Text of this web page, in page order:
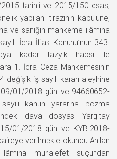
tarihli ve 2015/150 esas,
yapılan itirazının kabulüne,
ve sanığın mahkeme ilâmına
İcra İflas Kanunu’nun 343.
kadar tazyik hapsi ile
1. İcra Ceza Mahkemesinin
iş sayılı kararı aleyhine
09/01/2018 gün ve 94660652-
kanun yararına bozma
dava dosyası Yargıtay
15/01/2018 gün ve KYB.2018-
verilmekle okundu.Anılan
muhalefet suçundan